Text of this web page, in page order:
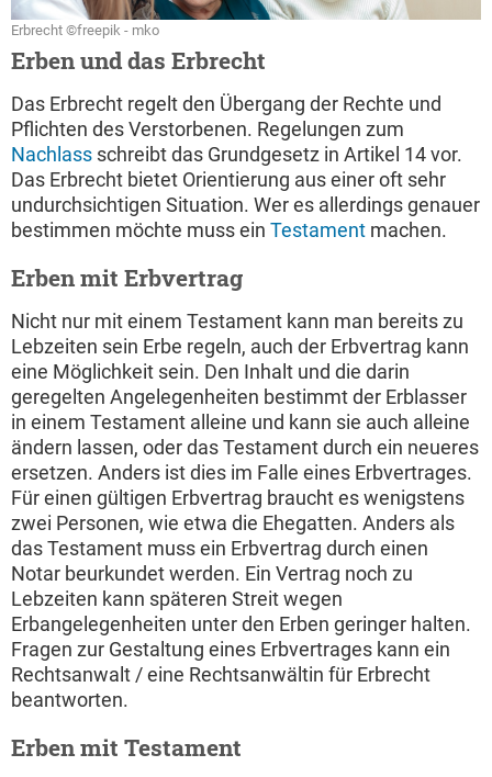
Erbrecht ©freepik - mko
Erben und das Erbrecht
Das Erbrecht regelt den Übergang der Rechte und
Pflichten des Verstorbenen. Regelungen zum
Nachlass schreibt das Grundgesetz in Artikel 14 vor.
Das Erbrecht bietet Orientierung aus einer oft sehr
undurchsichtigen Situation. Wer es allerdings genauer
bestimmen möchte muss ein Testament machen.
Erben mit Erbvertrag
Nicht nur mit einem Testament kann man bereits zu
Lebzeiten sein Erbe regeln, auch der Erbvertrag kann
eine Möglichkeit sein. Den Inhalt und die darin
geregelten Angelegenheiten bestimmt der Erblasser
in einem Testament alleine und kann sie auch alleine
ändern lassen, oder das Testament durch ein neueres
ersetzen. Anders ist dies im Falle eines Erbvertrages.
Für einen gültigen Erbvertrag braucht es wenigstens
zwei Personen, wie etwa die Ehegatten. Anders als
das Testament muss ein Erbvertrag durch einen
Notar beurkundet werden. Ein Vertrag noch zu
Lebzeiten kann späteren Streit wegen
Erbangelegenheiten unter den Erben geringer halten.
Fragen zur Gestaltung eines Erbvertrages kann ein
Rechtsanwalt / eine Rechtsanwältin für Erbrecht
beantworten.
Erben mit Testament